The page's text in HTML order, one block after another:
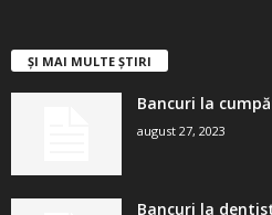
ȘI MAI MULTE ȘTIRI
Bancuri la
august 27, 2023
Bancuri la